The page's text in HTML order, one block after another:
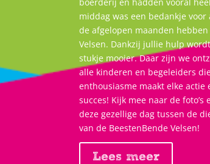
boerderij en hadden vooral
middag was een bedankje
de afgelopen maanden
Velsen. Dankzij jullie hulp
stukje mooier. Daar zijn we
alle kinderen en begeleiders
enthousiasme maakt elke
succes! Kijk mee naar de
deze gezellige dag tussen de
van de BeestenBende Velsen!
Lees meer